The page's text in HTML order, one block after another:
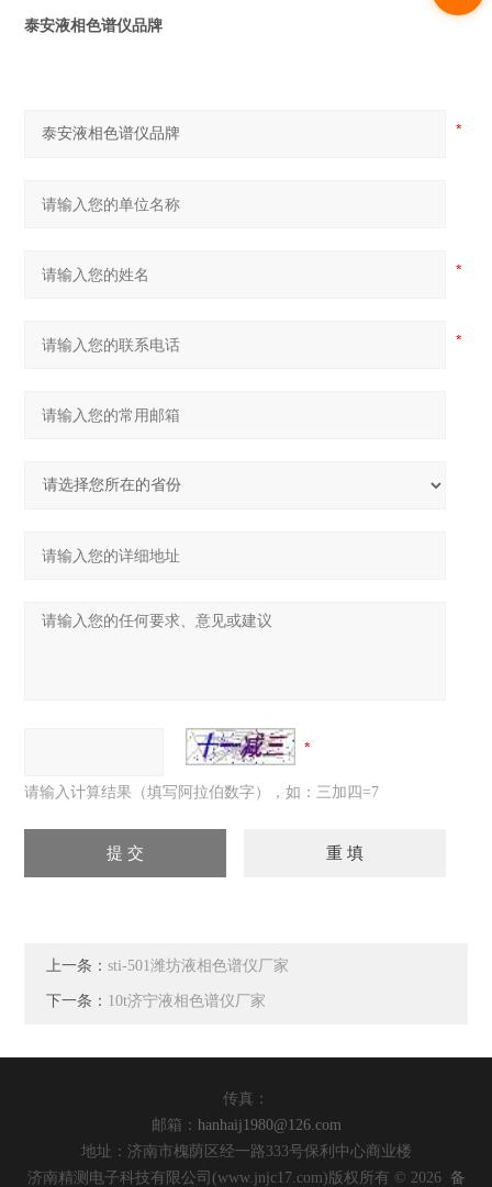
泰安液相色谱仪品牌
请输入计算结果（填写阿拉伯数字），如：三加四=7
上一条：sti-501潍坊液相色谱仪厂家
下一条： 10t济宁液相色谱仪厂家
传真：
邮箱： hanhaij1980@126.com
地址：济南市槐荫区经一路333号保利中心商业楼
济南精测电子科技有限公司(www.jnjc17.com)版权所有 © 2026 备